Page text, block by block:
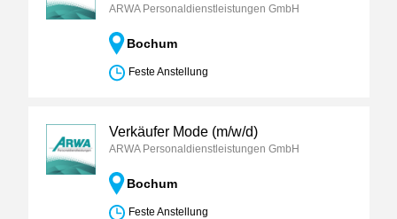
ARWA Personaldienstleistungen GmbH
Bochum
Feste Anstellung
Verkäufer Mode (m/w/d)
ARWA Personaldienstleistungen GmbH
Bochum
Feste Anstellung